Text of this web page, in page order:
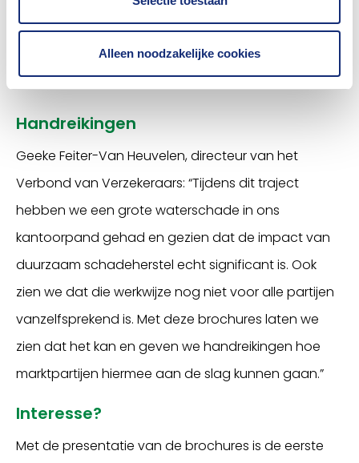
Alleen noodzakelijke cookies
duurzaam herstel
significant is"
Handreikingen
Geeke Feiter-Van Heuvelen, directeur van het
Verbond van Verzekeraars: “Tijdens dit traject
hebben we een grote waterschade in ons
kantoorpand gehad en gezien dat de impact van
duurzaam schadeherstel echt significant is. Ook
zien we dat die werkwijze nog niet voor alle partijen
vanzelfsprekend is. Met deze brochures laten we
zien dat het kan en geven we handreikingen hoe
marktpartijen hiermee aan de slag kunnen gaan.”
Interesse?
Met de presentatie van de brochures is de eerste